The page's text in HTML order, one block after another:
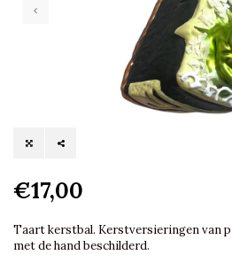
€17,00
Taart kerstbal. Kerstversieringen van
met de hand beschilderd.